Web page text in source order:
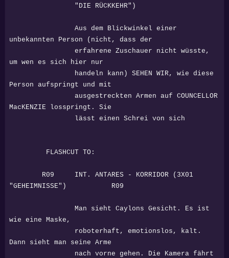
"DIE RÜCKKEHR")
Aus dem Blickwinkel einer
unbekannten Person (nicht, dass der
erfahrene Zuschauer nicht wüsste,
um wen es sich hier nur
handeln kann) SEHEN WIR, wie diese
Person aufspringt und mit
ausgestreckten Armen auf COUNCELLOR
MacKENZIE losspringt. Sie
lässt einen Schrei von sich
FLASHCUT TO:
R09 INT. ANTARES - KORRIDOR (3X01
"GEHEIMNISSE") R09
Man sieht Caylons Gesicht. Es ist
wie eine Maske,
roboterhaft, emotionslos, kalt.
Dann sieht man seine Arme
nach vorne gehen. Die Kamera fährt